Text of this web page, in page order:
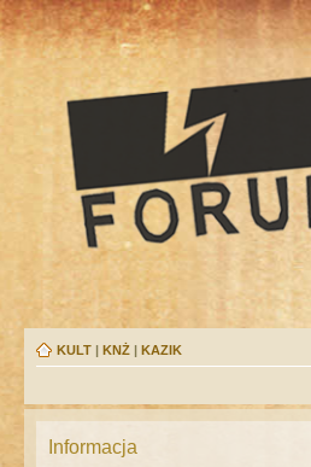
KULT | KNŻ | KAZIK
Informacja